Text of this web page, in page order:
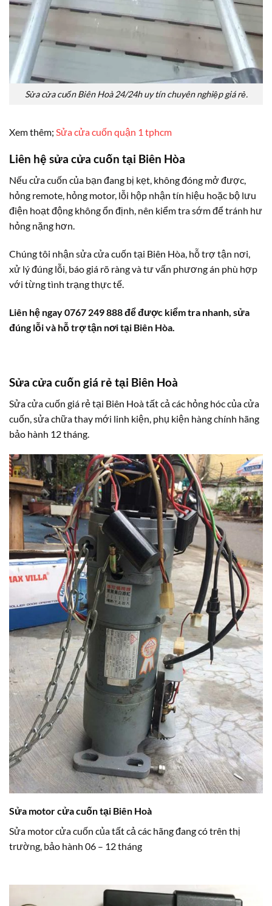
Sửa cửa cuốn Biên Hoà 24/24h uy tín chuyên nghiệp giá rẻ.
Xem thêm; Sửa cửa cuốn quận 1 tphcm
Liên hệ sửa cửa cuốn tại Biên Hòa
Nếu cửa cuốn của bạn đang bị kẹt, không đóng mở được,
hỏng remote, hỏng motor, lỗi hộp nhận tín hiệu hoặc bộ lưu
điện hoạt động không ổn định, nên kiểm tra sớm để tránh hư
hỏng nặng hơn.
Chúng tôi nhận sửa cửa cuốn tại Biên Hòa, hỗ trợ tận nơi,
xử lý đúng lỗi, báo giá rõ ràng và tư vấn phương án phù hợp
với từng tình trạng thực tế.
Liên hệ ngay 0767 249 888 để được kiểm tra nhanh, sửa
đúng lỗi và hỗ trợ tận nơi tại Biên Hòa.
Sửa cửa cuốn giá rẻ tại Biên Hoà
Sửa cửa cuốn giá rẻ tại Biên Hoà tất cả các hỏng hóc của cửa
cuốn, sửa chữa thay mới linh kiện, phụ kiện hàng chính hãng
bảo hành 12 tháng.
Sửa motor cửa cuốn tại Biên Hoà
Sửa motor cửa cuốn của tất cả các hãng đang có trên thị
trường, bảo hành 06 – 12 tháng